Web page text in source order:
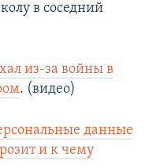
в соседний
из-за войны в
. (видео)
данные
и к чему